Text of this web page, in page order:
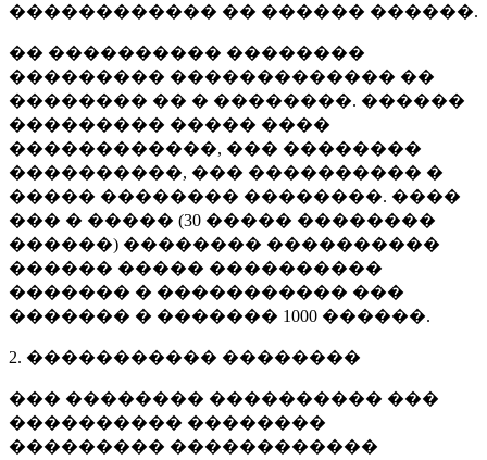
������������ �� ������ ������.
�� ���������� ��������
��������� ������������� ��
�������� �� � ��������. ������
��������� ����� ����
������������, ��� ��������
����������, ��� ���������� �
����� �������� ��������. ����
��� � ����� (30 ����� ��������
������) �������� ����������
������ ����� ����������
������� � ����������� ���
������� � ������� 1000 ������.
2. ����������� ��������
��� �������� ���������� ���
���������� ��������
��������� ������������